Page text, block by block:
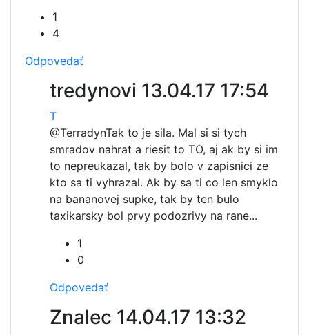
1
4
Odpovedať
tredynovi 13.04.17 17:54
T
@TerradynTak to je sila. Mal si si tych
smradov nahrat a riesit to TO, aj ak by si im
to nepreukazal, tak by bolo v zapisnici ze
kto sa ti vyhrazal. Ak by sa ti co len smyklo
na bananovej supke, tak by ten bulo
taxikarsky bol prvy podozrivy na rane...
1
0
Odpovedať
Znalec 14.04.17 13:32